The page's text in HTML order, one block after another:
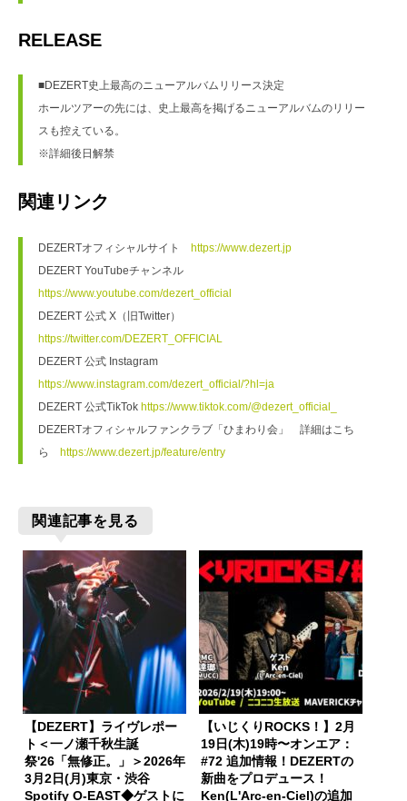
RELEASE
■DEZERT史上最高のニューアルバムリリース決定
ホールツアーの先には、史上最高を掲げるニューアルバムのリリー
スも控えている。
※詳細後日解禁
関連リンク
DEZERTオフィシャルサイト https://www.dezert.jp
DEZERT YouTubeチャンネル
https://www.youtube.com/dezert_official
DEZERT 公式 X（旧Twitter）
https://twitter.com/DEZERT_OFFICIAL
DEZERT 公式 Instagram
https://www.instagram.com/dezert_official/?hl=ja
DEZERT 公式TikTok https://www.tiktok.com/@dezert_official_
DEZERTオフィシャルファンクラブ「ひまわり会」　詳細はこち
ら https://www.dezert.jp/feature/entry
関連記事を見る
【DEZERT】ライヴレポー
ト＜一ノ瀬千秋生誕
祭'26「無修正。」＞2026年
3月2日(月)東京・渋谷
Spotify O-EAST◆ゲストに
【いじくりROCKS！】2月
19日(木)19時〜オンエア：
#72 追加情報！DEZERTの
新曲をプロデュース！
Ken(L'Arc-en-Ciel)の追加